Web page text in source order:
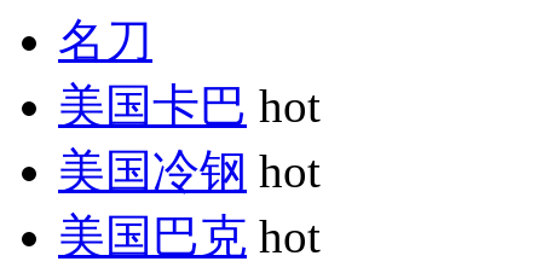
名刀
美国卡巴 hot
美国冷钢 hot
美国巴克 hot